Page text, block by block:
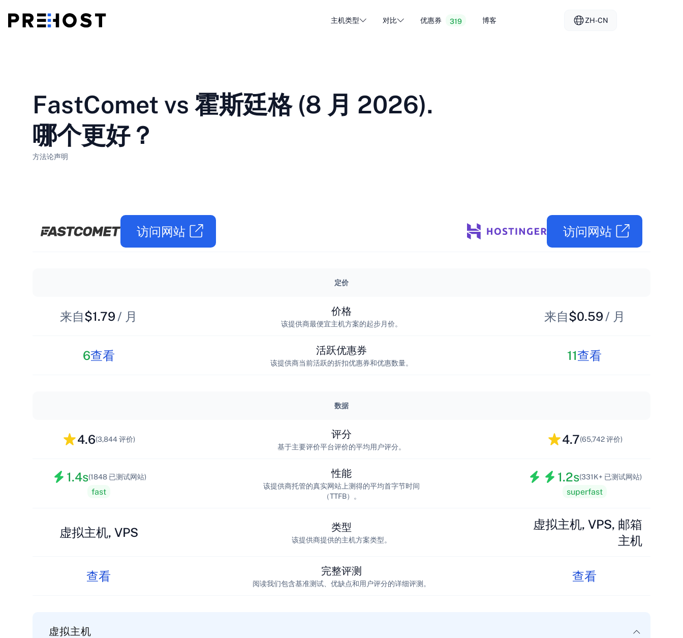
主机类型
云托管
Hot 电子邮件托管
对比
vs
优惠券 319 博客 ZH-CN
EN - English ES - Español ET - Eesti FI - Suomi
LT - Lietuvių
FastComet vs 霍斯廷格 (8 月 2026).
哪个更好？
方法论声明
访问网站 访问网站
定价
来自$1.79 / 月 价格
该提供商最便宜主机方案的起步月价。
来自$0.59 / 月
6查看 活跃优惠券
该提供商当前活跃的折扣优惠券和优惠数量。
11查看
数据
4.6(3,844 评价) 评分
基于主要评价平台评价的平均用户评分。
4.7(65,742 评价)
1.4s(1848 已测试网站)
fast
性能
该提供商托管的真实网站上测得的平均首字节时间
（TTFB）。
1.2s(331K+ 已测试网站)
superfast
虚拟主机, VPS 类型
该提供商提供的主机方案类型。
虚拟主机, VPS, 邮箱
主机
查看 完整评测
阅读我们包含基准测试、优缺点和用户评分的详细评测。
查看
虚拟主机